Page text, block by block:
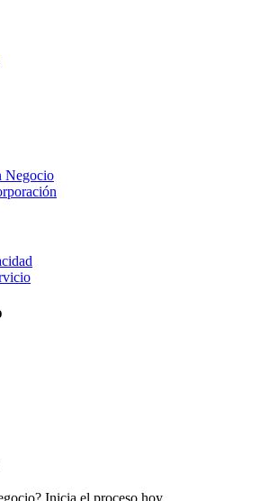
Negocio